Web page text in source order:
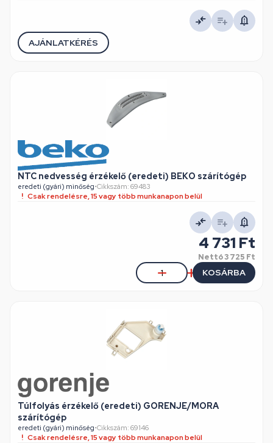
AJÁNLATKÉRÉS
NTC nedvesség érzékelő (eredeti) BEKO szárítógép
eredeti (gyári) minőség•Cikkszám: 69483
Csak rendelésre, 15 vagy több munkanapon belül
4 731 Ft
Nettó3 725 Ft
KOSÁRBA
Túlfolyás érzékelő (eredeti) GORENJE/MORA
szárítógép
eredeti (gyári) minőség•Cikkszám: 69146
Csak rendelésre, 15 vagy több munkanapon belül